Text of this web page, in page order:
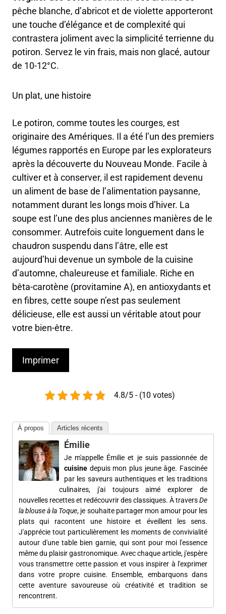
pêche blanche, d’abricot et de violette apporteront
une touche d’élégance et de complexité qui
contrastera joliment avec la simplicité terrienne du
potiron. Servez le vin frais, mais non glacé, autour
de 10-12°C.
Un plat, une histoire
Le potiron, comme toutes les courges, est
originaire des Amériques. Il a été l’un des premiers
légumes rapportés en Europe par les explorateurs
après la découverte du Nouveau Monde. Facile à
cultiver et à conserver, il est rapidement devenu
un aliment de base de l’alimentation paysanne,
notamment durant les longs mois d’hiver. La
soupe est l’une des plus anciennes manières de le
consommer. Autrefois cuite longuement dans le
chaudron suspendu dans l’âtre, elle est
aujourd’hui devenue un symbole de la cuisine
d’automne, chaleureuse et familiale. Riche en
bêta-carotène (provitamine A), en antioxydants et
en fibres, cette soupe n’est pas seulement
délicieuse, elle est aussi un véritable atout pour
votre bien-être.
Imprimer
4.8/5 - (10 votes)
À propos Articles récents
Émilie
Je m'appelle Émilie et je suis passionnée de
cuisine depuis mon plus jeune âge. Fascinée
par les saveurs authentiques et les traditions
culinaires, j'ai toujours aimé explorer de
nouvelles recettes et redécouvrir des classiques. À traversDe
la blouse à la Toque, je souhaite partager mon amour pour les
plats qui racontent une histoire et éveillent les sens.
J'apprécie tout particulièrement les moments de convivialité
autour d'une table bien garnie, qui sont pour moi l'essence
même du plaisir gastronomique. Avec chaque article, j'espère
vous transmettre cette passion et vous inspirer à l'exprimer
dans votre propre cuisine. Ensemble, embarquons dans
cette aventure savoureuse où créativité et tradition se
rencontrent.